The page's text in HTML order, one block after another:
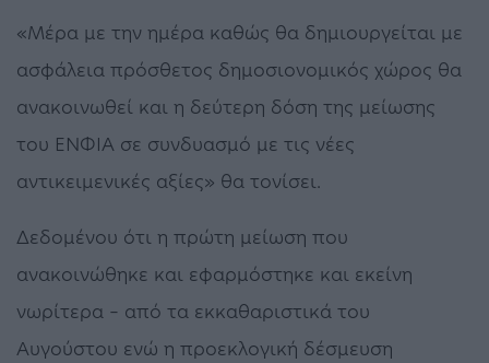
«Μέρα με την ημέρα καθώς θα δημιουργείται με
ασφάλεια πρόσθετος δημοσιονομικός χώρος θα
ανακοινωθεί και η δεύτερη δόση της μείωσης
του ΕΝΦΙΑ σε συνδυασμό με τις νέες
αντικειμενικές αξίες» θα τονίσει.
Δεδομένου ότι η πρώτη μείωση που
ανακοινώθηκε και εφαρμόστηκε και εκείνη
νωρίτερα – από τα εκκαθαριστικά του
Αυγούστου ενώ η προεκλογική δέσμευση